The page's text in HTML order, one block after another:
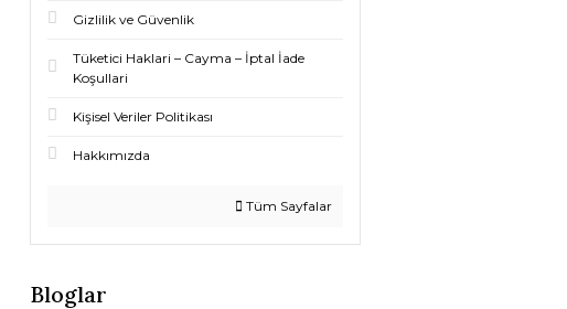
Gizlilik ve Güvenlik
Tüketici Haklari – Cayma – İptal İade
Koşullari
Kişisel Veriler Politikası
Hakkımızda
Tüm Sayfalar
Bloglar